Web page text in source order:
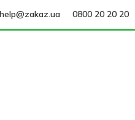
help@zakaz.ua 0800 20 20 20